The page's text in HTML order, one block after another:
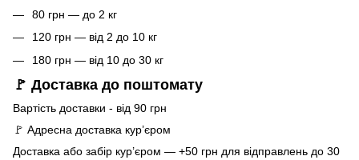
80 грн — до 2 кг
120 грн — від 2 до 10 кг
180 грн — від 10 до 30 кг
🚩 Доставка до поштомату
Вартість доставки - від 90 грн
🚩 Адресна доставка кур’єром
Доставка або забір кур’єром — +50 грн для відправлень до 30